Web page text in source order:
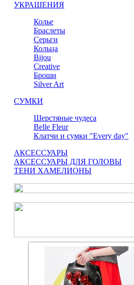
УКРАШЕНИЯ
Колье
Браслеты
Серьги
Кольца
Bijou
Сreative
Броши
Silver Art
СУМКИ
Шерстяные чудеса
Belle Fleur
Клатчи и сумки "Every day"
АКСЕССУАРЫ
АКСЕССУАРЫ ДЛЯ ГОЛОВЫ
ТЕНИ ХАМЕЛИОНЫ